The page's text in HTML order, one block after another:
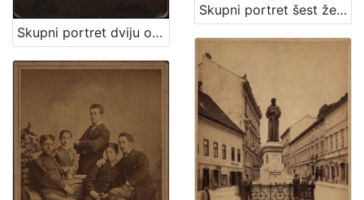
Skupni portret dviju obitelji / Mosinger ; [izradio] Artistički zavod Mosinger
Skupni portret šest ženskih osoba / Lafranchini